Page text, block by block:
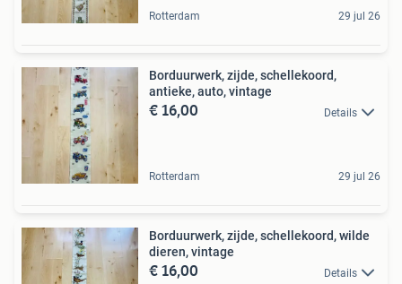
Rotterdam 29 jul 26
Borduurwerk, zijde, schellekoord,
antieke, auto, vintage
€ 16,00 Details
Rotterdam 29 jul 26
Borduurwerk, zijde, schellekoord, wilde
dieren, vintage
€ 16,00 Details